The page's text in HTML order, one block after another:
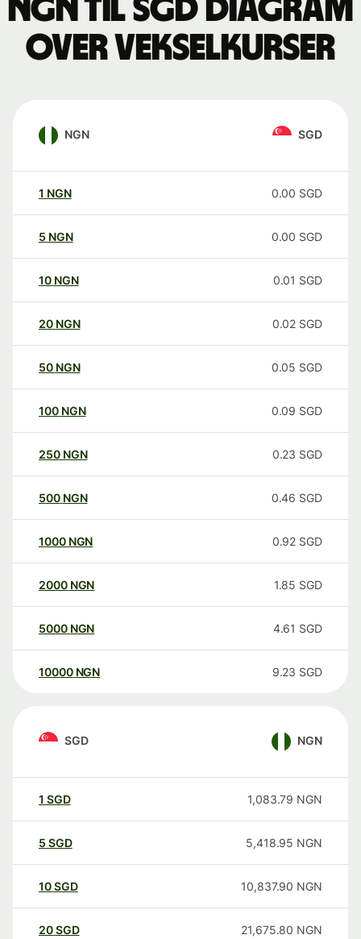
NGN til SGD Diagram
over vekselkurser
NGN SGD
1 NGN 0.00 SGD
5 NGN 0.00 SGD
10 NGN 0.01 SGD
20 NGN 0.02 SGD
50 NGN 0.05 SGD
100 NGN 0.09 SGD
250 NGN 0.23 SGD
500 NGN 0.46 SGD
1000 NGN 0.92 SGD
2000 NGN 1.85 SGD
5000 NGN 4.61 SGD
10000 NGN 9.23 SGD
SGD NGN
1 SGD 1,083.79 NGN
5 SGD 5,418.95 NGN
10SGD 10,837.90 NGN
20SGD 21,675.80 NGN